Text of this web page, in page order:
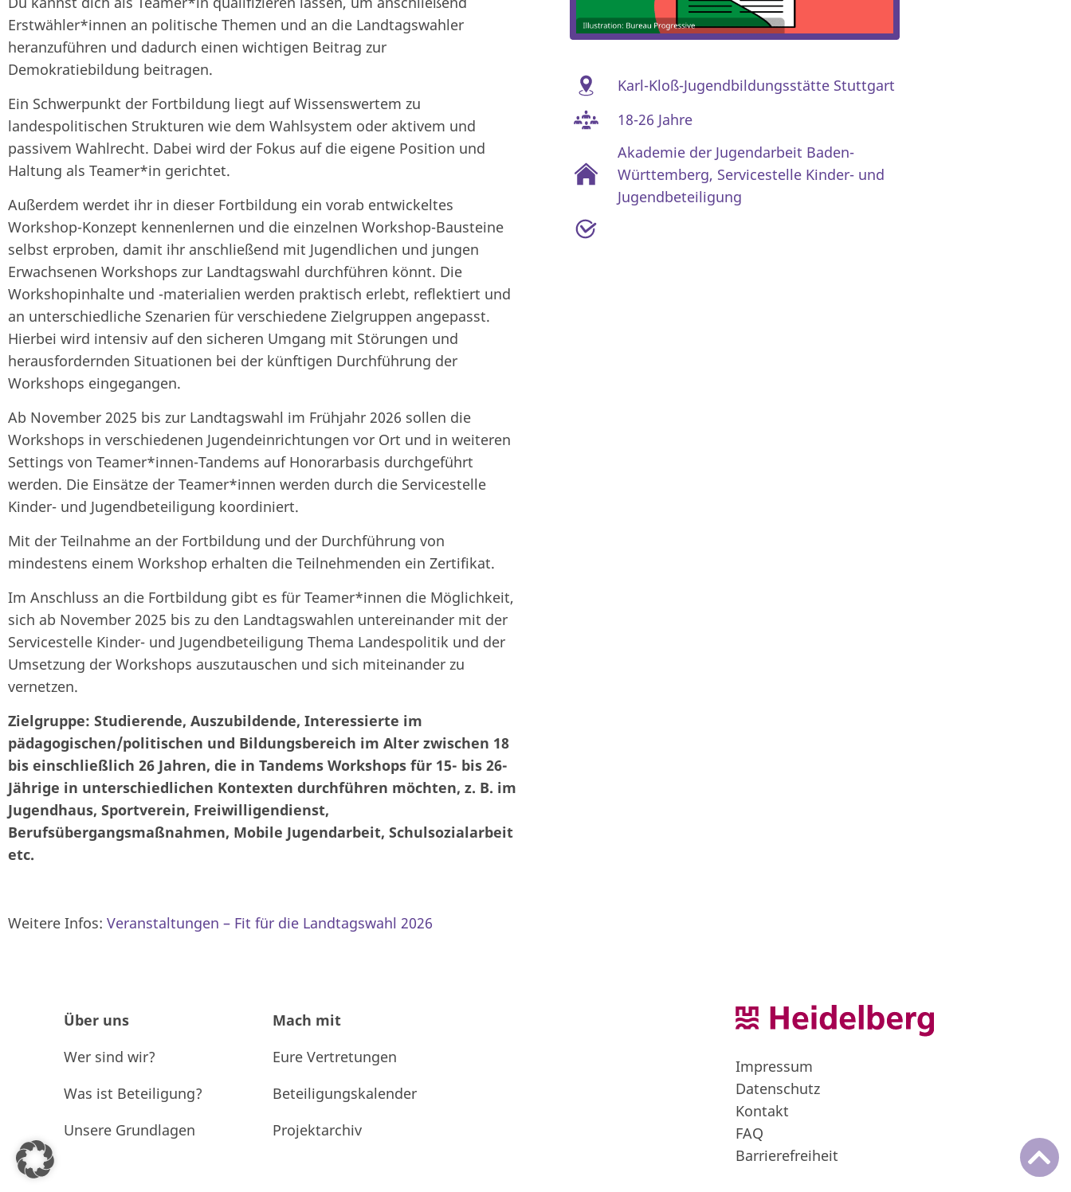
Erstwähler*innen an politische Themen und an die Landtagswahler
heranzuführen und dadurch einen wichtigen Beitrag zur
Demokratiebildung beitragen.
Ein Schwerpunkt der Fortbildung liegt auf Wissenswertem zu
landespolitischen Strukturen wie dem Wahlsystem oder aktivem und
passivem Wahlrecht. Dabei wird der Fokus auf die eigene Position und
Haltung als Teamer*in gerichtet.
Außerdem werdet ihr in dieser Fortbildung ein vorab entwickeltes
Workshop-Konzept kennenlernen und die einzelnen Workshop-Bausteine
selbst erproben, damit ihr anschließend mit Jugendlichen und jungen
Erwachsenen Workshops zur Landtagswahl durchführen könnt. Die
Workshopinhalte und -materialien werden praktisch erlebt, reflektiert und
an unterschiedliche Szenarien für verschiedene Zielgruppen angepasst.
Hierbei wird intensiv auf den sicheren Umgang mit Störungen und
herausfordernden Situationen bei der künftigen Durchführung der
Workshops eingegangen.
Ab November 2025 bis zur Landtagswahl im Frühjahr 2026 sollen die
Workshops in verschiedenen Jugendeinrichtungen vor Ort und in weiteren
Settings von Teamer*innen-Tandems auf Honorarbasis durchgeführt
werden. Die Einsätze der Teamer*innen werden durch die Servicestelle
Kinder- und Jugendbeteiligung koordiniert.
Mit der Teilnahme an der Fortbildung und der Durchführung von
mindestens einem Workshop erhalten die Teilnehmenden ein Zertifikat.
Im Anschluss an die Fortbildung gibt es für Teamer*innen die Möglichkeit,
sich ab November 2025 bis zu den Landtagswahlen untereinander mit der
Servicestelle Kinder- und Jugendbeteiligung Thema Landespolitik und der
Umsetzung der Workshops auszutauschen und sich miteinander zu
vernetzen.
Zielgruppe: Studierende, Auszubildende, Interessierte im
pädagogischen/politischen und Bildungsbereich im Alter zwischen 18
bis einschließlich 26 Jahren, die in Tandems Workshops für 15- bis 26-
Jährige in unterschiedlichen Kontexten durchführen möchten, z. B. im
Jugendhaus, Sportverein, Freiwilligendienst,
Berufsübergangsmaßnahmen, Mobile Jugendarbeit, Schulsozialarbeit
etc.
Weitere Infos: Veranstaltungen – Fit für die Landtagswahl 2026
Karl-Kloß-Jugendbildungsstätte Stuttgart
18-26 Jahre
Akademie der Jugendarbeit Baden-
Württemberg, Servicestelle Kinder- und
Jugendbeteiligung
Über uns
Wer sind wir?
Was ist Beteiligung?
Unsere Grundlagen
Mach mit
Eure Vertretungen
Beteiligungskalender
Projektarchiv
Impressum
Datenschutz
Kontakt
FAQ
Barrierefreiheit